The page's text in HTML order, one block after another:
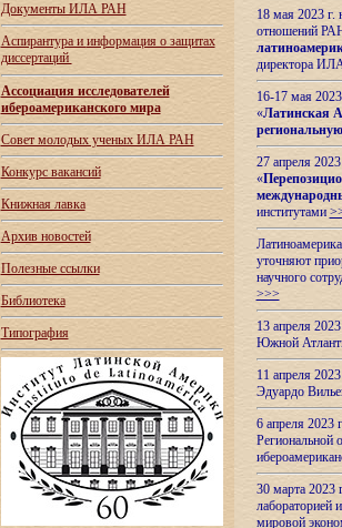
Документы ИЛА РАН
Аспирантура и информация о защитах
диссертаций
Ассоциация исследователей
ибероамериканского мира
Совет молодых ученых ИЛА РАН
Конкурс вакансий
Книжная лавка
Архив новостей
Полезные ссылки
Библиотека
Типография
18 мая 2023
отношений
директора
16-17 мая
«Латинская
27 апреля
«
институтами
уточняют
научного
>>>
13 апреля
Южной
11 апреля
Эдуардо
6 апреля
Региональной
30 марта 2023
лабораторией
мировой